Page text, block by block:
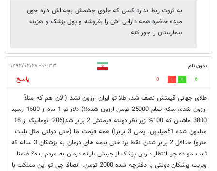
به ثروت ربط ندارد کسی که جلوی چشمش بچه اش داره جون
میده حاضره همه دارایی اش را بفروشه و پول پزشک و هزینه
بیمارستان را جور کنه
بدون نام ۱۹:۳۳ - ۱۳۹۲/۰۲/۲۸
6
0
پاسخ
طلای جهانی قیمتش نصف شد، طلا تو ایران ارزون نشد (الآن هم که مثلاً
ارزون شده، سکه تمام 25000 تومن ارزون شده!!) دلار تو 1 ماه از 1500 رسید
3800 ماشین که 100% زیر نظر دولته قیمتش 2 برابر شد(206 اتوماتیک از 18
میلیون شده 51میلیون. یعنی 3 برابر!) همه قیمت ها (حتی دولتی مثل بلیت
مترو) حداقل 2 برابر شدن فقط پرداختی بیمه های درمان به پزشکان 3 ساله که
ثابت مونده چرا انتظار دارین پزشک از جیبش یارانه درمان به مردم بده؟ ضمنا
ویزیت پزشکان دولتی با دفترچه شده 2000 تومن. انصافا چی تو این مملکت با